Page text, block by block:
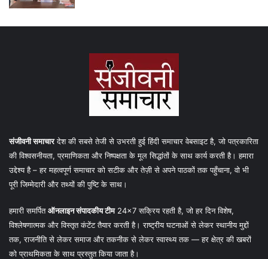
संजीवनी समाचारदेश की सबसे तेजी से उभरती हुई हिंदी समाचार वेबसाइट है, जो पत्रकारिता
की विश्वसनीयता, प्रमाणिकता और निष्पक्षता के मूल सिद्धांतों के साथ कार्य करती है। हमारा
उद्देश्य है – हर महत्वपूर्ण समाचार को सटीक और तेज़ी से अपने पाठकों तक पहुँचाना, वो भी
पूरी जिम्मेदारी और तथ्यों की पुष्टि के साथ।
हमारी समर्पितऑनलाइन संपादकीय टीम24×7 सक्रिय रहती है, जो हर दिन विशेष,
विश्लेषणात्मक और विस्तृत कंटेंट तैयार करती है। राष्ट्रीय घटनाओं से लेकर स्थानीय मुद्दों
तक, राजनीति से लेकर समाज और तकनीक से लेकर स्वास्थ्य तक — हर क्षेत्र की खबरों
को प्राथमिकता के साथ प्रस्तुत किया जाता है।